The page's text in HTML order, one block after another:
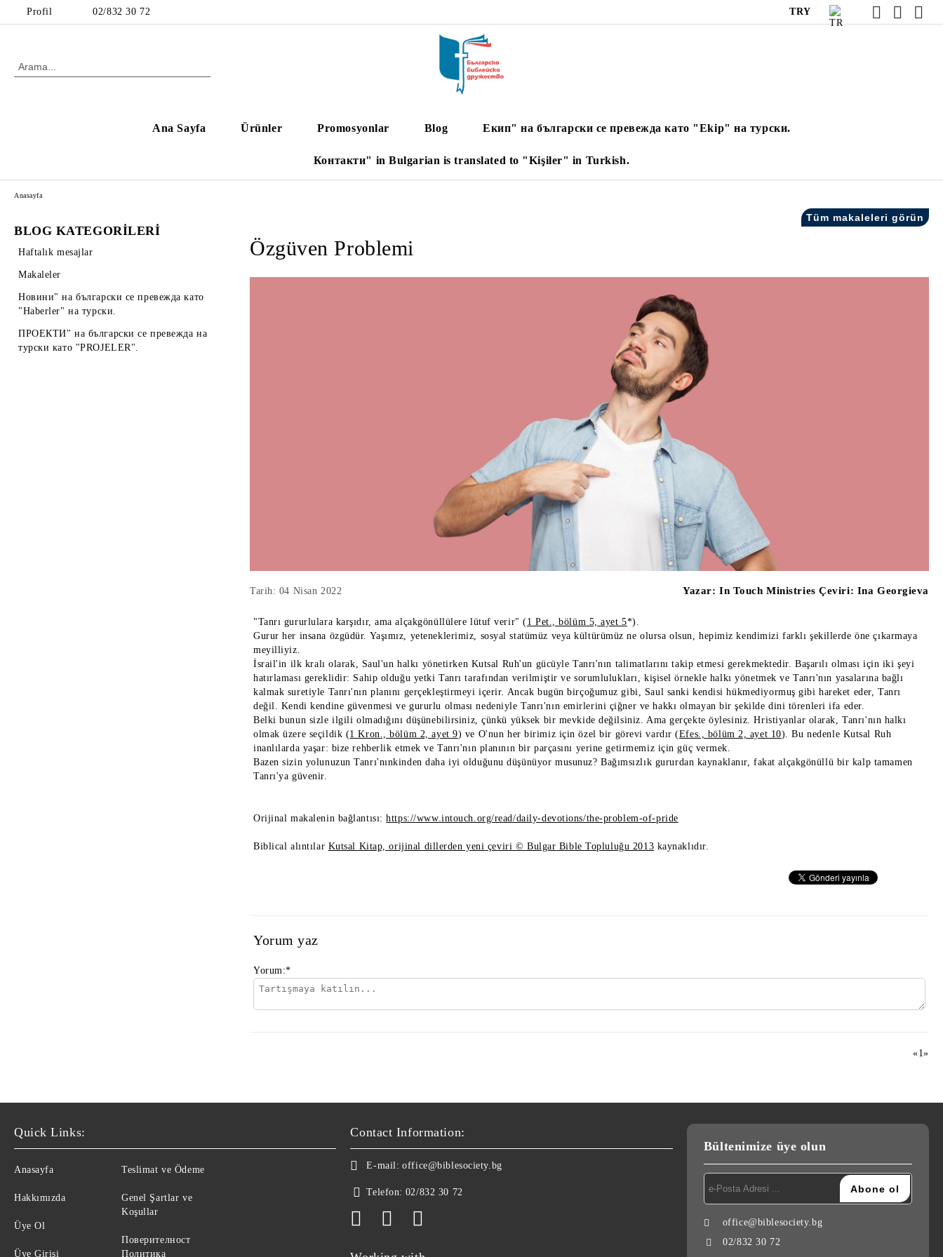
Profil 02/832 30 72 TRY
Ana Sayfa Ürünler Promosyonlar Blog Екип" на български се превежда като "Ekip" на турски.
Контакти" in Bulgarian is translated to "Kişiler" in Turkish.
BLOG KATEGORİLERİ
Haftalık mesajlar
Makaleler
Новини" на български се превежда като
"Haberler" на турски.
ПРОЕКТИ" на български се превежда на
турски като "PROJELER".
Anasayfa
Tüm makaleleri görün
Özgüven Problemi
Tarih: 04 Nisan 2022 Yazar: In Touch Ministries Çeviri: Ina Georgieva
"Tanrı gururlulara karşıdır, ama alçakgönüllülere lütuf verir" (1 Pet., bölüm 5, ayet 5*).
Gurur her insana özgüdür. Yaşımız, yeteneklerimiz, sosyal statümüz veya kültürümüz ne olursa olsun, hepimiz kendimizi farklı şekillerde öne çıkarmaya
meyilliyiz.
İsrail'in ilk kralı olarak, Saul'un halkı yönetirken Kutsal Ruh'un gücüyle Tanrı'nın talimatlarını takip etmesi gerekmektedir. Başarılı olması için iki şeyi
hatırlaması gereklidir: Sahip olduğu yetki Tanrı tarafından verilmiştir ve sorumlulukları, kişisel örnekle halkı yönetmek ve Tanrı'nın yasalarına bağlı
kalmak suretiyle Tanrı'nın planını gerçekleştirmeyi içerir. Ancak bugün birçoğumuz gibi, Saul sanki kendisi hükmediyormuş gibi hareket eder, Tanrı
değil. Kendi kendine güvenmesi ve gururlu olması nedeniyle Tanrı'nın emirlerini çiğner ve hakkı olmayan bir şekilde dini törenleri ifa eder.
Belki bunun sizle ilgili olmadığını düşünebilirsiniz, çünkü yüksek bir mevkide değilsiniz. Ama gerçekte öylesiniz. Hristiyanlar olarak, Tanrı'nın halkı
olmak üzere seçildik (1 Kron., bölüm 2, ayet 9) ve O'nun her birimiz için özel bir görevi vardır (Efes., bölüm 2, ayet 10). Bu nedenle Kutsal Ruh
inanlılarda yaşar: bize rehberlik etmek ve Tanrı'nın planının bir parçasını yerine getirmemiz için güç vermek.
Bazen sizin yolunuzun Tanrı'nınkinden daha iyi olduğunu düşünüyor musunuz? Bağımsızlık gururdan kaynaklanır, fakat alçakgönüllü bir kalp tamamen
Tanrı'ya güvenir.
Orijinal makalenin bağlantısı:https://www.intouch.org/read/daily-devotions/the-problem-of-pride
Biblical alıntılar Kutsal Kitap, orijinal dillerden yeni çeviri © Bulgar Bible Topluluğu 2013 kaynaklıdır.
Yorum yaz
Yorum:*
«1»
Quick Links:
Anasayfa
Hakkımızda
Üye Ol
Üye Girişi
Teslimat ve Ödeme
Genel Şartlar ve
Koşullar
Поверителност
Политика
Contact Information:
E-mail: office@biblesociety.bg
Telefon: 02/832 30 72
Bültenimize üye olun
office@biblesociety.bg
02/832 30 72